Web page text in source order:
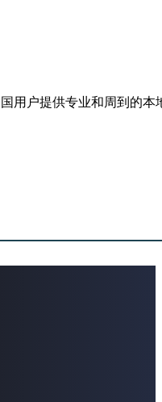
用户提供专业和周到的本